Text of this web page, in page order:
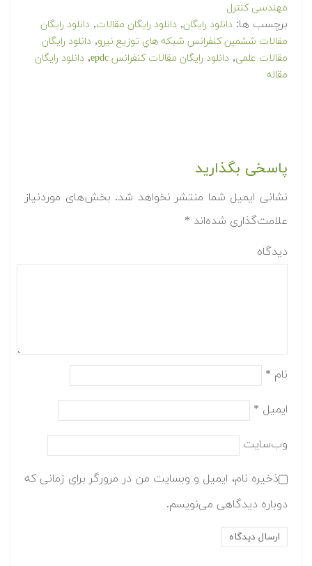
مهندسی کنترل
برچسب ها: دانلود رایگان, دانلود رایگان مقالات, دانلود رایگان
مقالات ششمين كنفرانس شبكه هاي توزيع نيرو, دانلود رایگان
مقالات علمی, دانلود رایگان مقالات کنفرانس epdc , دانلود رایگان
مقاله
پاسخی بگذارید
نشانی ایمیل شما منتشر نخواهد شد. بخش‌های موردنیاز
علامت‌گذاری شده‌اند *
دیدگاه
نام *
ایمیل *
وب‌سایت
ذخیره نام، ایمیل و وبسایت من در مرورگر برای زمانی که
دوباره دیدگاهی می‌نویسم.